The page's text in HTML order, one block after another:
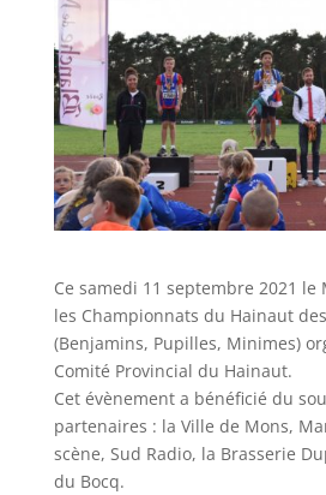
Ce samedi 11 septembre 2021 le
les Championnats du Hainaut
(Benjamins, Pupilles, Minimes)
Comité Provincial du Hainaut.
Cet évènement a bénéficié du
partenaires : la Ville de Mons,
scène, Sud Radio, la Brasserie
du Bocq.